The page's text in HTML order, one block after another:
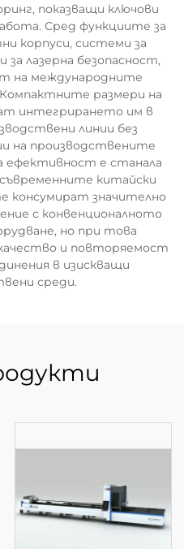
показващи ключови
Сред функциите за
корпуси, системи за
за лазерна безопасност,
на международните
размери на
интегрирането им в
линии без
на производствените
ефективност е станала
китайски
консумират значително
с конвенционалното
но при това
и повторяемост
в изискващи
среди.